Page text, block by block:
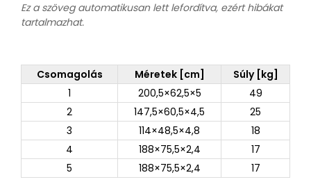
Ez a szöveg automatikusan lett lefordítva, ezért hibákat
tartalmazhat.
Csomagolás Méretek [cm]
Súly [kg]
1
200,5×62,5×5
49
2
147,5×60,5×4,5
25
3
114×48,5×4,8
18
4
188×75,5×2,4
17
5
188×75,5×2,4 17